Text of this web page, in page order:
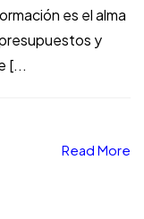
es el alma
y
[...
Read More